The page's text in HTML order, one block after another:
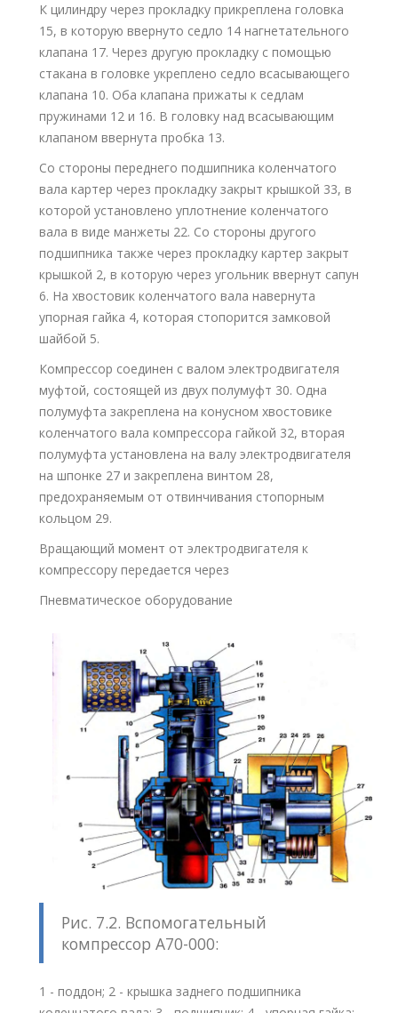
К цилиндру через прокладку прикреплена головка
15, в которую ввернуто седло 14 нагнетательного
клапана 17. Через другую прокладку с помощью
стакана в головке укреплено седло всасывающего
клапана 10. Оба клапана прижаты к седлам
пружинами 12 и 16. В головку над всасывающим
клапаном ввернута пробка 13.
Со стороны переднего подшипника коленчатого
вала картер через прокладку закрыт крышкой 33, в
которой установлено уплотнение коленчатого
вала в виде манжеты 22. Со стороны другого
подшипника также через прокладку картер закрыт
крышкой 2, в которую через угольник ввернут сапун
6. На хвостовик коленчатого вала навернута
упорная гайка 4, которая стопорится замковой
шайбой 5.
Компрессор соединен с валом электродвигателя
муфтой, состоящей из двух полумуфт 30. Одна
полумуфта закреплена на конусном хвостовике
коленчатого вала компрессора гайкой 32, вторая
полумуфта установлена на валу электродвигателя
на шпонке 27 и закреплена винтом 28,
предохраняемым от отвинчивания стопорным
кольцом 29.
Вращающий момент от электродвигателя к
компрессору передается через
Пневматическое оборудование
Рис. 7.2. Вспомогательный
компрессор А70-000:
1 - поддон; 2 - крышка заднего подшипника